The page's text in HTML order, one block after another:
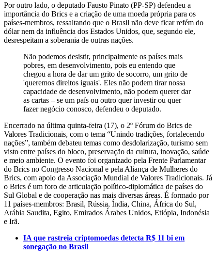
Por outro lado, o deputado Fausto Pinato (PP-SP) defendeu a
importância do Brics e a criação de uma moeda própria para os
países-membros, ressaltando que o Brasil não deve ficar refém do
dólar nem da influência dos Estados Unidos, que, segundo ele,
desrespeitam a soberania de outras nações.
Não podemos desistir, principalmente os países mais
pobres, em desenvolvimento, pois eu entendo que
chegou a hora de dar um grito de socorro, um grito de
'queremos direitos iguais'. Eles não podem tirar nossa
capacidade de desenvolvimento, não podem querer dar
as cartas – se um país ou outro quer investir ou quer
fazer negócio conosco, defendeu o deputado.
Encerrado na última quinta-feira (17), o 2º Fórum do Brics de
Valores Tradicionais, com o tema “Unindo tradições, fortalecendo
nações”, também debateu temas como desdolarização, turismo sem
visto entre países do bloco, preservação da cultura, inovação, saúde
e meio ambiente. O evento foi organizado pela Frente Parlamentar
do Brics no Congresso Nacional e pela Aliança de Mulheres do
Brics, com apoio da Associação Mundial de Valores Tradicionais. Já
o Brics é um foro de articulação político-diplomática de países do
Sul Global e de cooperação nas mais diversas áreas. É formado por
11 países-membros: Brasil, Rússia, Índia, China, África do Sul,
Arábia Saudita, Egito, Emirados Árabes Unidos, Etiópia, Indonésia
e Irã.
IA que rastreia criptomoedas detecta R$ 11 bi em
sonegação no Brasil